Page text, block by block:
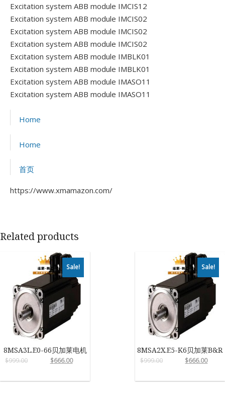
Excitation system ABB module IMCIS12
Excitation system ABB module IMCIS02
Excitation system ABB module IMCIS02
Excitation system ABB module IMCIS02
Excitation system ABB module IMBLK01
Excitation system ABB module IMBLK01
Excitation system ABB module IMASO11
Excitation system ABB module IMASO11
Home
Home
首页
https://www.xmamazon.com/
Related products
Sale!
8MSA3L.E0-66贝加莱电机
$999.00 $666.00
Sale!
8MSA2X.E5-K6贝加莱B&R
$999.00 $666.00